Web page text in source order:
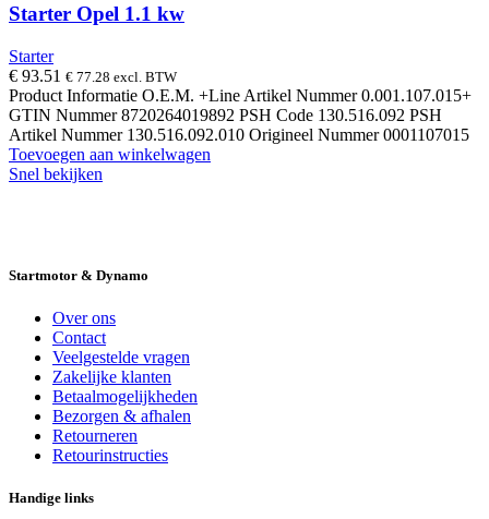
Starter Opel 1.1 kw
Starter
€ 93.51 € 77.28 excl. BTW
Product Informatie O.E.M. +Line Artikel Nummer 0.001.107.015+
GTIN Nummer 8720264019892 PSH Code 130.516.092 PSH
Artikel Nummer 130.516.092.010 Origineel Nummer 0001107015
Toevoegen aan winkelwagen
Snel bekijken
Startmotor & Dynamo
Over ons
Contact
Veelgestelde vragen
Zakelijke klanten
Betaalmogelijkheden
Bezorgen & afhalen
Retourneren
Retourinstructies
Handige links